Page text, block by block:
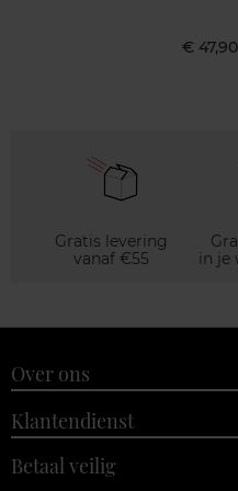
€ 47,90
Gratis levering
vanaf €55
in je
Over ons
Klantendienst
Betaal veilig